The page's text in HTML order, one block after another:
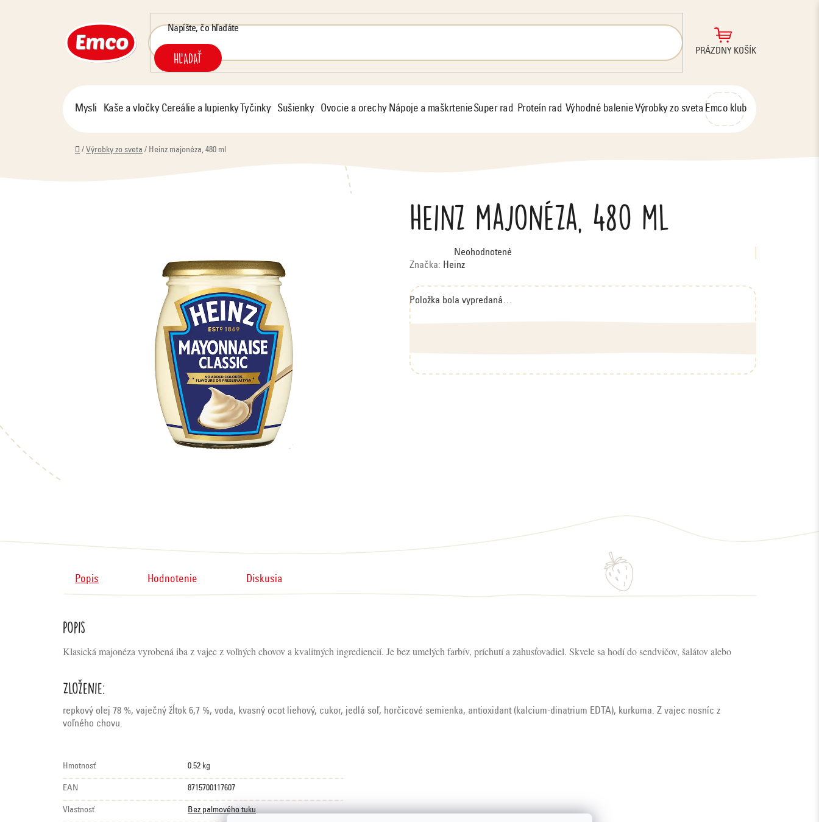
HĽADAŤ
NÁKUPNÝ
PRÁZDNY KOŠÍK
Mysli Kaše a vločky Cereálie a lupienky Tyčinky Sušienky Ovocie a orechy Nápoje a maškrtenieSuper rad Proteín rad Výhodné balenie Výrobky zo svetaEmco klub
Domov
/ Výrobky zo sveta / Heinz majonéza, 480 ml
Heinz majonéza, 480 ml
Priemerné
hodnotenie
produktu
je
5
Neohodnotené
Značka: Heinz
Položka bola vypredaná…
Popis Hodnotenie Diskusia
Popis
Klasická majonéza vyrobená iba z vajec z voľných chovov a kvalitných ingrediencií. Je bez umelých farbív, príchutí a zahusťovadiel. Skvele sa hodí do sendvičov, šalátov alebo na hranolky.
Zloženie:
repkový olej 78 %, vaječný žĺtok 6,7 %, voda, kvasný ocot liehový, cukor, jedlá soľ, horčicové semienka, antioxidant (kalcium-dinatrium EDTA), kurkuma. Z vajec nosníc z
voľného chovu.
Hmotnosť 0.52 kg
EAN 8715700117607
Vlastnosť Bez palmového tuku